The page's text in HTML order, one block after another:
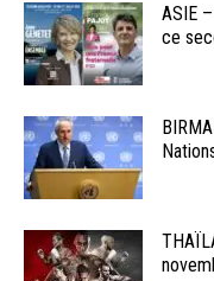
ASIE
ce